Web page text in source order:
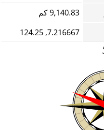
9,140.83 كم
7.216667, 124.25